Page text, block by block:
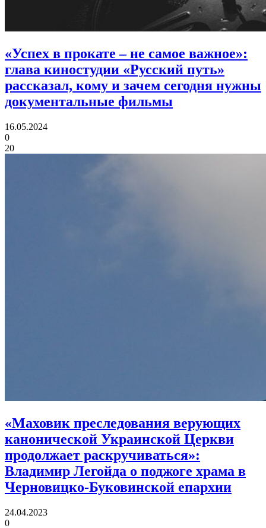
«Успех в прокате – не самое важное»:
глава киностудии «Русский путь»
рассказал, кому и зачем сегодня нужны
документальные фильмы
16.05.2024
0
20
«Маховик преследования верующих
канонической Украинской Церкви
продолжает раскручиваться»:
Владимир Легойда о поджоге храма в
Черновицко-Буковинской епархии
24.04.2023
0